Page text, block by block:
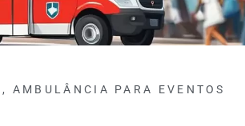
, AMBULÂNCIA PARA EVENTOS